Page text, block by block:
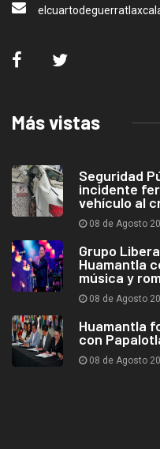
Más vistas
Seguridad
incidente
vehículo al
08 de Agosto
Grupo
Huamantla
música y
08 de Agosto
Huamantla
con
08 de Agosto